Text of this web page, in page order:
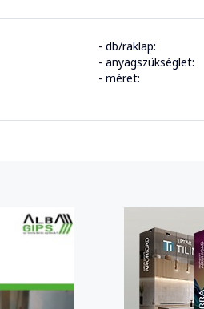
- db/raklap:
- anyagszükséglet:
- méret: